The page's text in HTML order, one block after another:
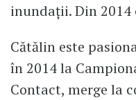
inundații. Din 2014
Cătălin este
în 2014 la
Contact, merge la